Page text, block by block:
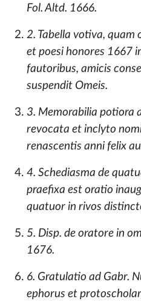
Fol. Altd. 1666.
2. Tabella votiva, quam
et poesi honores 1667
fautoribus, amicis
suspendit Omeis.
3. Memorabilia potiora
revocata et inclyto
renascentis anni felix
4. Schediasma de
praefixa est oratio
quatuor in rivos
5. Disp. de oratore in
1676.
6. Gratulatio ad Gabr.
ephorus et